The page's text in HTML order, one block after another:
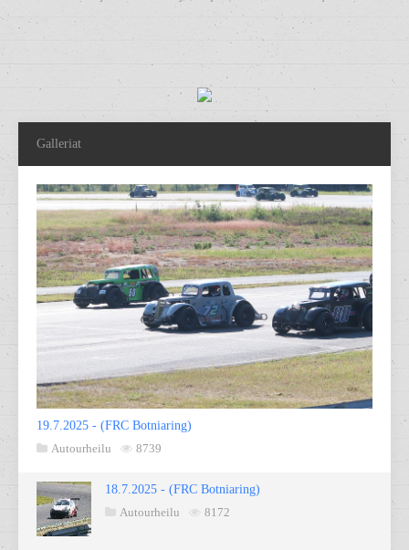
Galleriat
19.7.2025 - (FRC Botniaring)
Autourheilu
8739
18.7.2025 - (FRC Botniaring)
Autourheilu
8172